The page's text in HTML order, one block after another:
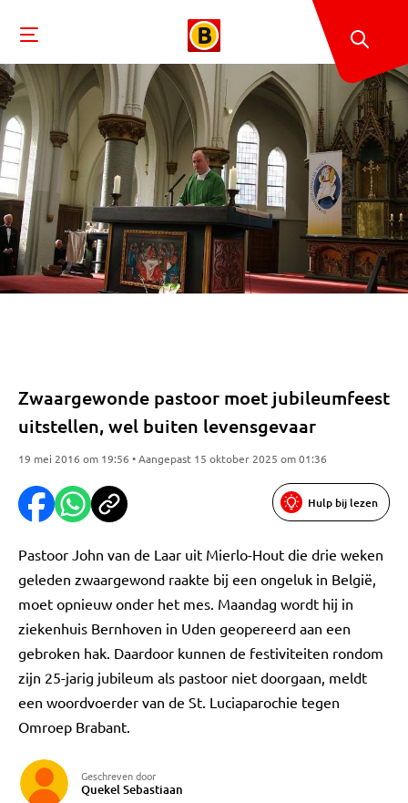
Zwaargewonde pastoor moet jubileumfeest
uitstellen, wel buiten levensgevaar
19 mei 2016 om 19:56 • Aangepast 15 oktober 2025 om 01:36
Hulp bij lezen
Pastoor John van de Laar uit Mierlo-Hout die drie weken
geleden zwaargewond raakte bij een ongeluk in België,
moet opnieuw onder het mes. Maandag wordt hij in
ziekenhuis Bernhoven in Uden geopereerd aan een
gebroken hak. Daardoor kunnen de festiviteiten rondom
zijn 25-jarig jubileum als pastoor niet doorgaan, meldt
een woordvoerder van de St. Luciaparochie tegen
Omroep Brabant.
Geschreven door
Quekel Sebastiaan